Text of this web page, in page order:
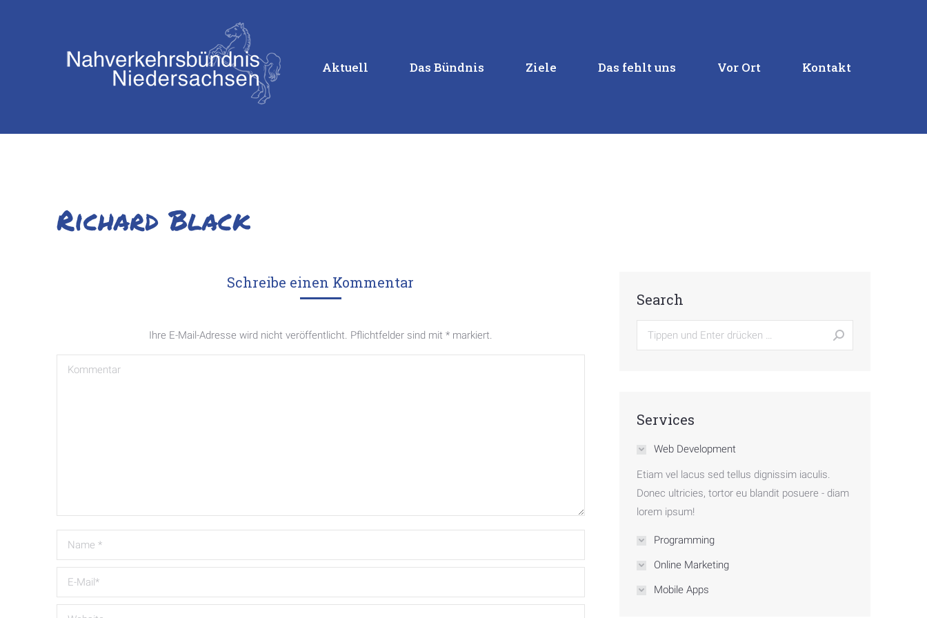
Aktuell Das Bündnis Ziele Das fehlt uns Vor Ort Kontakt
Richard Black
Schreibe einen Kommentar
Ihre E-Mail-Adresse wird nicht veröffentlicht. Pflichtfelder sind mit *markiert.
Kommentar
Name *
E-Mail *
Website
Search
Search:
Services
Web Development
Etiam vel lacus sed tellus dignissim iaculis.
Donec ultricies, tortor eu blandit posuere - diam
lorem ipsum!
Programming
Online Marketing
Mobile Apps